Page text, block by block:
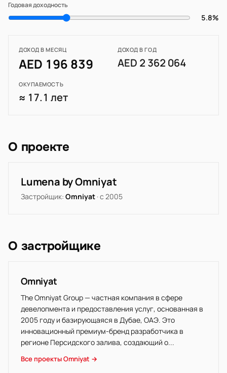
Годовая доходность
5.8%
ДОХОД В МЕСЯЦ
AED 196 839
ДОХОД В ГОД
AED 2 362 064
ОКУПАЕМОСТЬ
≈ 17.1 лет
О проекте
Lumena by Omniyat
Застройщик: Omniyat · с 2005
О застройщике
Omniyat
The Omniyat Group — частная компания в сфере
девелопмента и предоставления услуг, основанная в
2005 году и базирующаяся в Дубае, ОАЭ. Это
инновационный премиум-бренд разработчика в
регионе Персидского залива, создающий о...
Все проекты Omniyat →